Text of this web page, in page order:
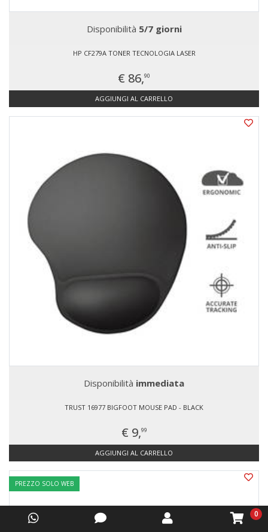
Disponibilità 5/7 giorni
HP CF279A TONER TECNOLOGIA LASER
€ 86,90
AGGIUNGI AL CARRELLO
Disponibilità immediata
TRUST 16977 BIGFOOT MOUSE PAD - BLACK
€ 9,99
AGGIUNGI AL CARRELLO
PREZZO SOLO WEB
0